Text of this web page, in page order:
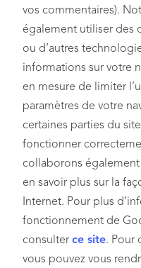
vos commentaires).
également utiliser des
ou d’autres
informations sur votre
en mesure de limiter
paramètres de votre
certaines parties du
fonctionner
collaborons
en savoir plus sur la
Internet. Pour plus
fonctionnement de
consulter ce site. Pour
vous pouvez vous